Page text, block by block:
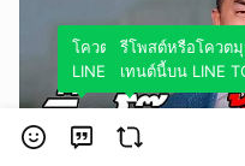
โควตมุมมองของคุณผ่า
LINE TODAY
รีโพสต์หรือโควต
เทนต์นี้บน LINE